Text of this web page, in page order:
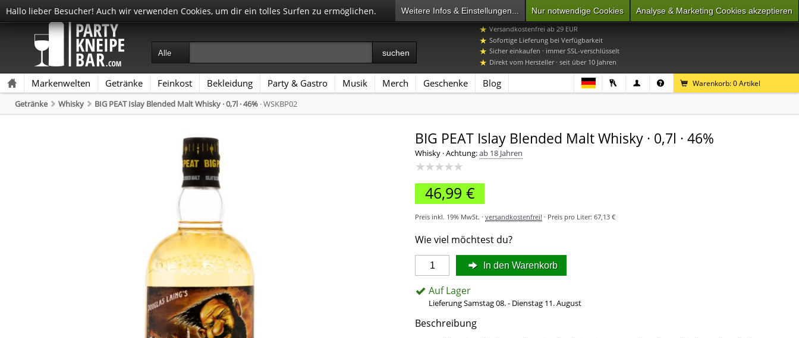
Warenkorb:0Artikel
Markenwelten Getränke Feinkost Bekleidung Party & Gastro Musik Merch Geschenke Blog
07392 96649-0 Mo-Do 9-16 Uhr, Fr 9-15 Uhr
Versandkostenfrei ab 29 EUR
Sofortige Lieferung bei Verfügbarkeit
Sicher einkaufen · immer SSL-verschlüsselt
Direkt vom Hersteller · seit über 10 Jahren
Getränke Whisky BIG PEAT Islay Blended Malt Whisky · 0,7l · 46% · WSKBP02
BIG PEAT Islay Blended Malt Whisky · 0,7l · 46%
Whisky ·Achtung:ab 18 Jahren
★★★★★
46,99 €
Preis inkl. 19% MwSt. · versandkostenfrei! · Preis pro Liter: 67,13 €
Wie viel möchtest du?
In den Warenkorb
Auf Lager
Lieferung Samstag 08. - Dienstag 11. August
Beschreibung
Hallo lieber Besucher! Auch wir verwenden Cookies, um dir ein tolles Surfen zu ermöglichen. Analyse & Marketing Cookies akzeptieren
Nur notwendige Cookies
Weitere Infos & Einstellungen...